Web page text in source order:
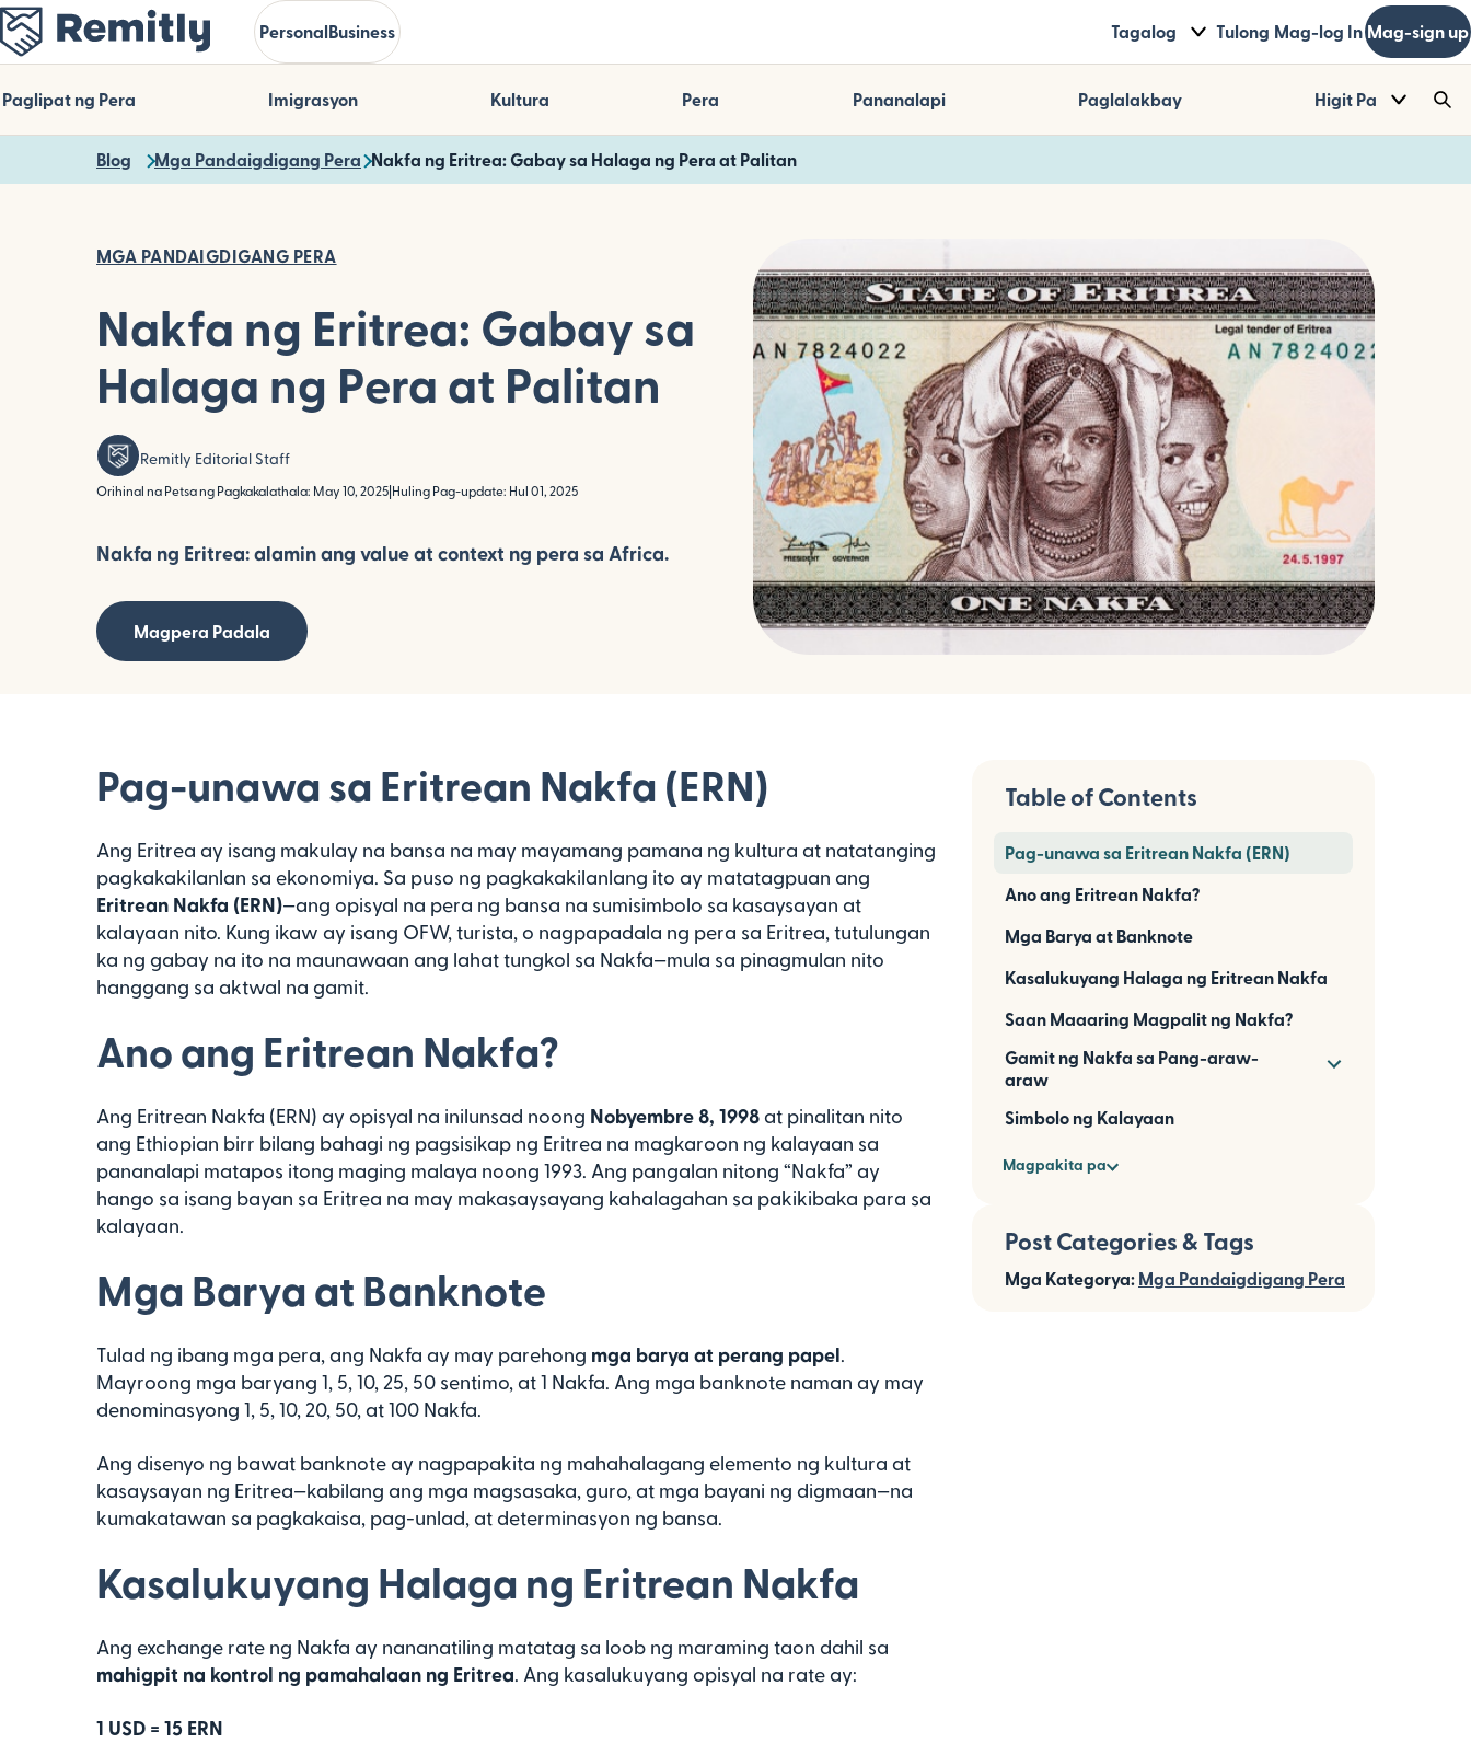
Skip
to
main
content
PersonalBusiness Tagalog Tulong Mag-log In Mag-sign up
Paglipat ng Pera Imigrasyon Kultura Pera Pananalapi Paglalakbay Higit Pa
Blog Mga Pandaigdigang Pera Nakfa ng Eritrea: Gabay sa Halaga ng Pera at Palitan
MGA PANDAIGDIGANG PERA
Nakfa ng Eritrea: Gabay sa
Halaga ng Pera at Palitan
Remitly Editorial Staff
Orihinal na Petsa ng Pagkakalathala: May 10, 2025 Huling Pag-update: Hul 01, 2025
Nakfa ng Eritrea: alamin ang value at context ng pera sa Africa.
Magpera Padala
Pag-unawa sa Eritrean Nakfa (ERN)
Ang Eritrea ay isang makulay na bansa na may mayamang pamana ng kultura at natatanging
pagkakakilanlan sa ekonomiya. Sa puso ng pagkakakilanlang ito ay matatagpuan ang
Eritrean Nakfa (ERN)—ang opisyal na pera ng bansa na sumisimbolo sa kasaysayan at
kalayaan nito. Kung ikaw ay isang OFW, turista, o nagpapadala ng pera sa Eritrea, tutulungan
ka ng gabay na ito na maunawaan ang lahat tungkol sa Nakfa—mula sa pinagmulan nito
hanggang sa aktwal na gamit.
Ano ang Eritrean Nakfa?
Ang Eritrean Nakfa (ERN) ay opisyal na inilunsad noong Nobyembre 8, 1998at pinalitan nito
ang Ethiopian birr bilang bahagi ng pagsisikap ng Eritrea na magkaroon ng kalayaan sa
pananalapi matapos itong maging malaya noong 1993. Ang pangalan nitong “Nakfa” ay
hango sa isang bayan sa Eritrea na may makasaysayang kahalagahan sa pakikibaka para sa
kalayaan.
Mga Barya at Banknote
Tulad ng ibang mga pera, ang Nakfa ay may parehong mga barya at perang papel
Mayroong mga baryang 1, 5, 10, 25, 50 sentimo, at 1 Nakfa. Ang mga banknote naman ay may
denominasyong 1, 5, 10, 20, 50, at 100 Nakfa.
Ang disenyo ng bawat banknote ay nagpapakita ng mahahalagang elemento ng kultura at
kasaysayan ng Eritrea—kabilang ang mga magsasaka, guro, at mga bayani ng digmaan—na
kumakatawan sa pagkakaisa, pag-unlad, at determinasyon ng bansa.
Kasalukuyang Halaga ng Eritrean Nakfa
Ang exchange rate ng Nakfa ay nananatiling matatag sa loob ng maraming taon dahil sa
mahigpit na kontrol ng pamahalaan ng Eritrea . Ang kasalukuyang opisyal na rate ay:
1 USD = 15 ERN
Table of Contents
Pag-unawa sa Eritrean Nakfa (ERN)
Ano ang Eritrean Nakfa?
Mga Barya at Banknote
Kasalukuyang Halaga ng Eritrean Nakfa
Saan Maaaring Magpalit ng Nakfa?
Gamit ng Nakfa sa Pang-araw-
araw
Simbolo ng Kalayaan
Magpakita pa
Post Categories & Tags
Mga Kategorya: Mga Pandaigdigang Pera